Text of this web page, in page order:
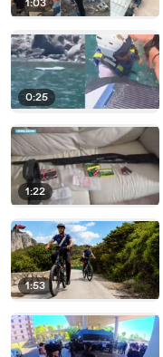
1:03
0:25
1:22
1:53